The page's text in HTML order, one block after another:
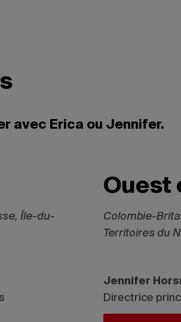
avec Erica ou Jennifer.
Île-du-
Ouest
Colombie-
Territoires du
Jennifer
Directrice